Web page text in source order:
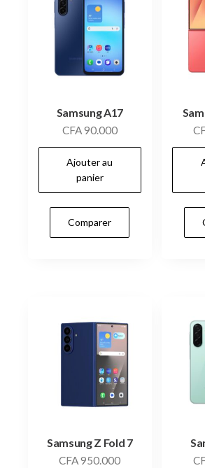
Samsung A17
CFA90.000
Ajouter au
panier
Comparer
Samsung Z Fold 7
CFA950.000